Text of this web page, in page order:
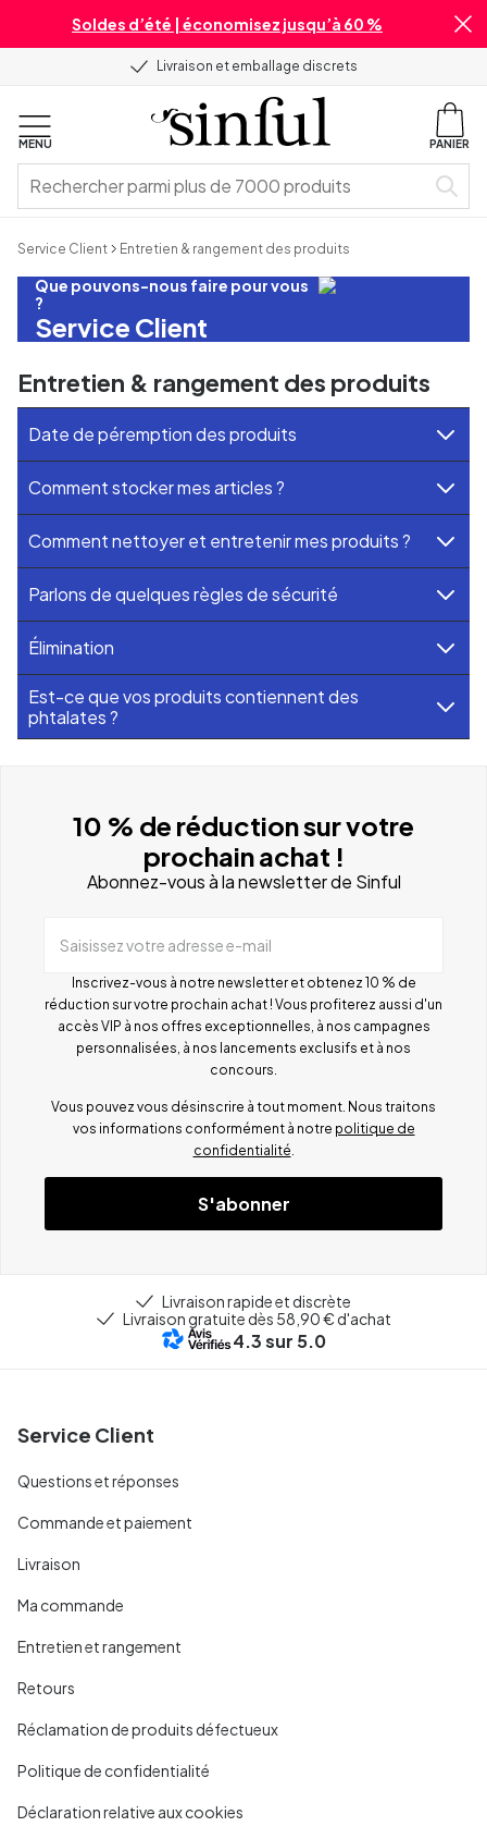
Soldes d’été | économisez jusqu’à 60 %
Livraison et emballage discrets
MENU PANIER
Service Client Entretien & rangement des produits
Que pouvons-nous faire pour vous
?
Service Client
Entretien & rangement des produits
Date de péremption des produits
Comment stocker mes articles ?
Comment nettoyer et entretenir mes produits ?
Parlons de quelques règles de sécurité
Élimination
Est-ce que vos produits contiennent des
phtalates ?
10 % de réduction sur votre
prochain achat !
Abonnez-vous à la newsletter de Sinful
Saisissez votre adresse e-mail
Inscrivez-vous à notre newsletter et obtenez 10 % de
réduction sur votre prochain achat ! Vous profiterez aussi d'un
accès VIP à nos offres exceptionnelles, à nos campagnes
personnalisées, à nos lancements exclusifs et à nos
concours.
Vous pouvez vous désinscrire à tout moment. Nous traitons
vos informations conformément à notre politique de
confidentialité
S'abonner
Livraison rapide et discrète
Livraison gratuite dès 58,90 € d'achat
4.3sur 5.0
Service Client
Questions et réponses
Commande et paiement
Livraison
Ma commande
Entretien et rangement
Retours
Réclamation de produits défectueux
Politique de confidentialité
Déclaration relative aux cookies